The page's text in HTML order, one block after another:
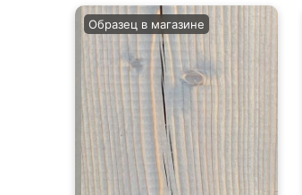
Образец в магазине